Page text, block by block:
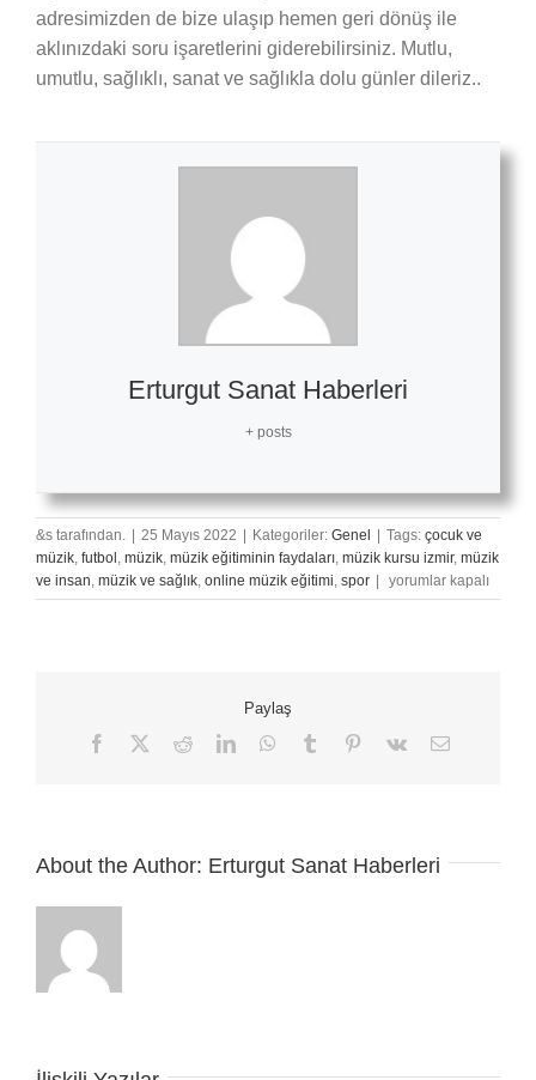
adresimizden de bize ulaşıp hemen geri dönüş ile
aklınızdaki soru işaretlerini giderebilirsiniz. Mutlu,
umutlu, sağlıklı, sanat ve sağlıkla dolu günler dileriz..
Erturgut Sanat Haberleri
+ posts
&s tarafından. 25 Mayıs 2022 Kategoriler: Genel Tags: çocuk ve
müzik, futbol , müzik, müzik eğitiminin faydaları, müzik kursu izmir, müzik
ve insan, müzik ve sağlık, online müzik eğitimi, spor
Müzik
Ve
yorumlar kapalı
Paylaş
Facebook RedditLinkedInWhatsApp
Tumblr Pinterest
Vk
E-
About the Author: Erturgut Sanat Haberleri